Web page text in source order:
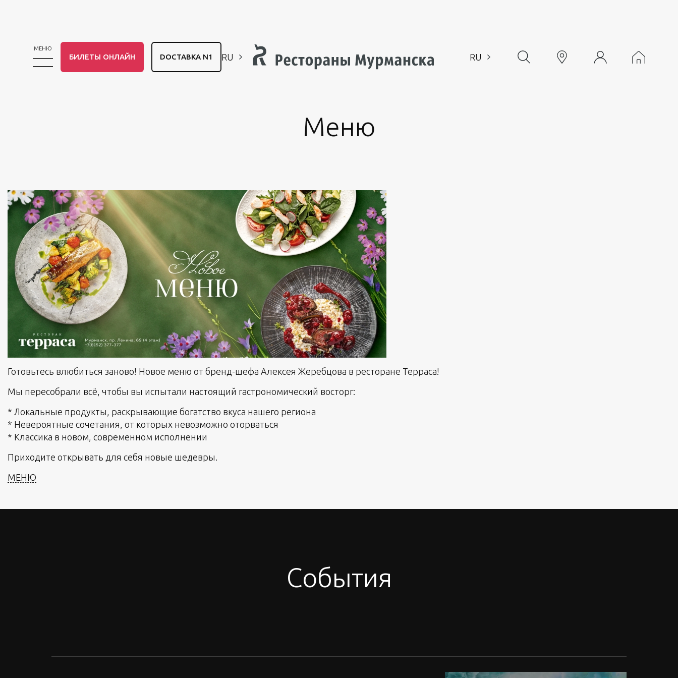
МЕНЮ
БИЛЕТЫ ОНЛАЙН DОСТАВКА N1 RU EN CH RU CH
Меню
Готовьтесь влюбиться заново! Новое меню от бренд-шефа Алексея Жеребцова в ресторане Терраса!
Мы пересобрали всё, чтобы вы испытали настоящий гастрономический восторг:
* Локальные продукты, раскрывающие богатство вкуса нашего региона
* Невероятные сочетания, от которых невозможно оторваться
* Классика в новом, современном исполнении
Приходите открывать для себя новые шедевры.
МЕНЮ
События